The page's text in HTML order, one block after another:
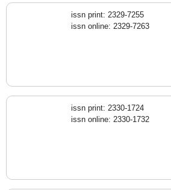
issn print: 2329-7255
issn online: 2329-7263
issn print: 2330-1724
issn online: 2330-1732